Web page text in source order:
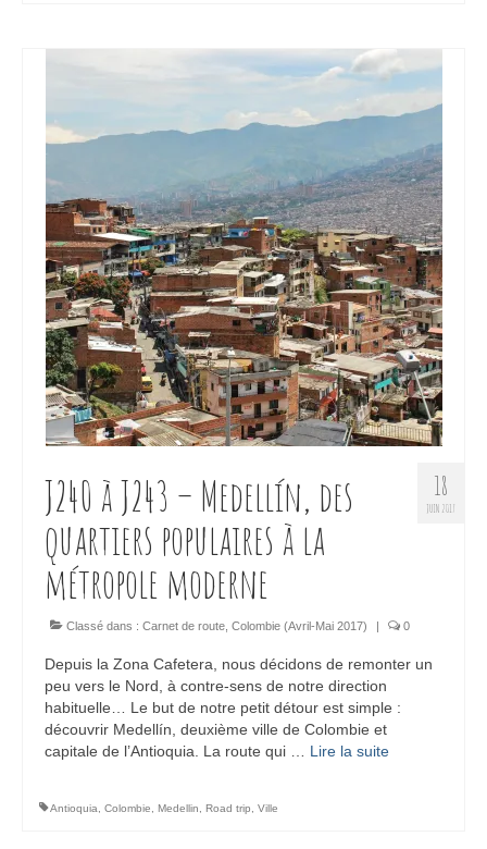
18
JUIN 2017
J240 à J243 – Medellín, des
quartiers populaires à la
métropole moderne
Classé dans : Carnet de route Colombie (Avril-Mai 2017) | 0
Depuis la Zona Cafetera, nous décidons de remonter un
peu vers le Nord, à contre-sens de notre direction
habituelle… Le but de notre petit détour est simple :
découvrir Medellín, deuxième ville de Colombie et
capitale de l’Antioquia. La route qui … Lire la suite­­
Antioquia Colombie Medellin Road trip Ville